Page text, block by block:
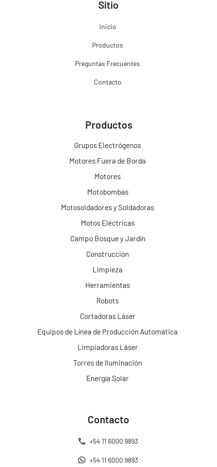
Sitio
Inicio
Productos
Preguntas Frecuentes
Contacto
Productos
Grupos Electrógenos
Motores Fuera de Borda
Motores
Motobombas
Motosoldadores y Soldadoras
Motos Eléctricas
Campo Bosque y Jardín
Construcción
Limpieza
Herramientas
Robots
Cortadoras Láser
Equipos de Línea de Producción Automática
Limpiadoras Láser
Torres de Iluminación
Energía Solar
Contacto
+54 11 6000 9893
+54 11 6000 9893